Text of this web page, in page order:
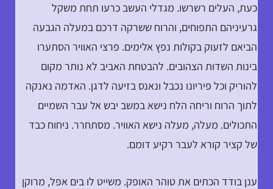
כעת, העלים רשרשו. מגדלי העשב כרעו תחת משקל
גרעיניהם התפוחים, והרוח ששרקה דרכם במעלה הגבעה
הביאם לזעוק בקולות נפץ אלימים. פרצי האוויר הסתערו
בינות השדות הצהובים. להבטחת האביב לא נותר מקום
להוריק וכל פיריונו נכבל ונאנס בזיעה לדגן. האדמה נאנקה
לתוך הרוח וריחה הלח נישא במשב יבש אל עבר השמיים
התכולים. מעלה, מעלה נישא האוויר. מסתחרר. ניחוח כבד
של קציר קורא לעבר רקיע דומם.
ענן בודד הכתים את טוהר האופק. משייט לו בים אפל, מרוקן